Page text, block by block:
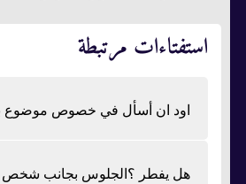
استفتاءات مرتبطة
اود ان أسأل في خصوص موضوع
هل يفطر ؟الجلوس بجانب شخص